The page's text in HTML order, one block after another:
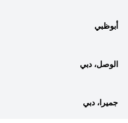
أبوظبي
الوصل، دبي
جميرا، دبي